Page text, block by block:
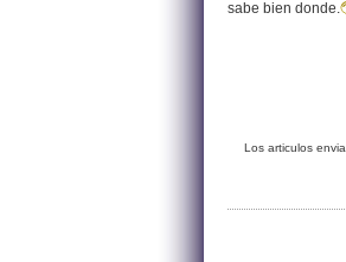
sabe bien donde.
Los articulos